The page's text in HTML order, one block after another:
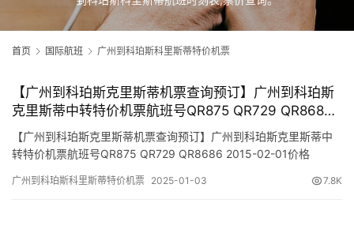
首页 国际航班 广州到科珀斯科里斯蒂特价机票
【广州到科珀斯克里斯蒂机票查询预订】广州到科珀斯
克里斯蒂中转特价机票航班号QR875 QR729 QR8686
2015-02-01价格_CNY8907元
【广州到科珀斯克里斯蒂机票查询预订】广州到科珀斯克里斯蒂中
转特价机票航班号QR875 QR729 QR8686 2015-02-01价格
达时间 航站楼(Terminal) (Departure/Arrival) (Flight) (class)
广州到科珀斯科里斯蒂特价机票 2025-01-03 7.8K